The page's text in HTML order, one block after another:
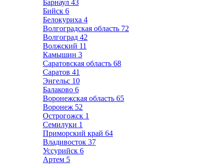
Барнаул 43
Бийск 6
Белокуриха 4
Волгоградская область 72
Волгоград 42
Волжский 11
Камышин 3
Саратовская область 68
Саратов 41
Энгельс 10
Балаково 6
Воронежская область 65
Воронеж 52
Острогожск 1
Семилуки 1
Приморский край 64
Владивосток 37
Уссурийск 6
Артем 5